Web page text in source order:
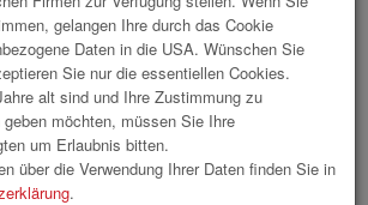
gelangen Ihre durch das Cookie
Daten in die USA. Wünschen Sie
Sie nur die essentiellen Cookies.
alt sind und Ihre Zustimmung zu
möchten, müssen Sie Ihre
um Erlaubnis bitten.
über die Verwendung Ihrer Daten finden Sie in
.